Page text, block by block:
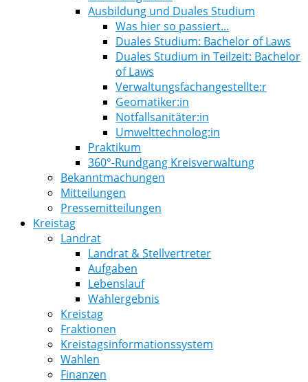
Ausbildung und Duales Studium
Was hier so passiert...
Duales Studium: Bachelor of Laws
Duales Studium in Teilzeit: Bachelor
of Laws
Verwaltungsfachangestellte:r
Geomatiker:in
Notfallsanitäter:in
Umwelttechnolog:in
Praktikum
360°-Rundgang Kreisverwaltung
Bekanntmachungen
Mitteilungen
Pressemitteilungen
Kreistag
Landrat
Landrat & Stellvertreter
Aufgaben
Lebenslauf
Wahlergebnis
Kreistag
Fraktionen
Kreistagsinformationssystem
Wahlen
Finanzen